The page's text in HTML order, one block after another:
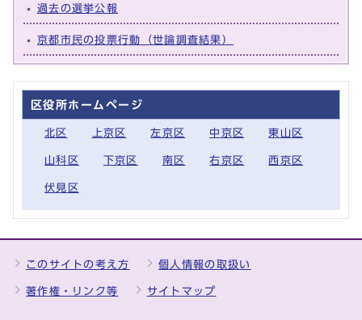
過去の選挙公報
京都市民の投票行動（世論調査結果）
区役所ホームページ
北区 上京区 左京区 中京区 東山区
山科区 下京区 南区 右京区 西京区
伏見区
このサイトの考え方 個人情報の取扱い
著作権・リンク等 サイトマップ